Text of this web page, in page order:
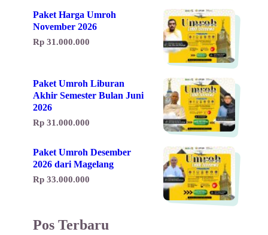
Paket Harga Umroh
November 2026
Rp 31.000.000
Paket Umroh Liburan
Akhir Semester Bulan Juni
2026
Rp 31.000.000
Paket Umroh Desember
2026 dari Magelang
Rp 33.000.000
Pos Terbaru